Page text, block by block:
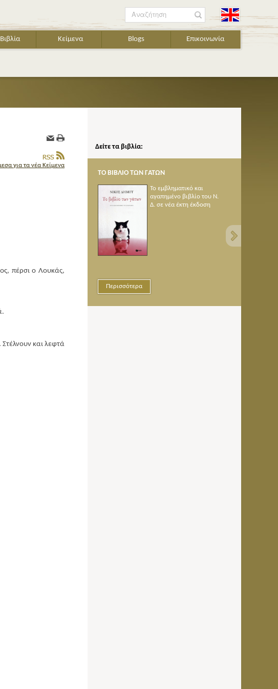
Κείμενα Blogs Επικοινωνία
Αναζήτηση
για τα νέα Κείμενα
πέρσι ο Λουκάς,
και λεφτά
Δείτε τα βιβλία:
αγαπημένο βιβλίο του Ν.
Δ. σε νέα έκτη έκδοση
ΠΟΙΗΜΑΤΑ 1950-2005